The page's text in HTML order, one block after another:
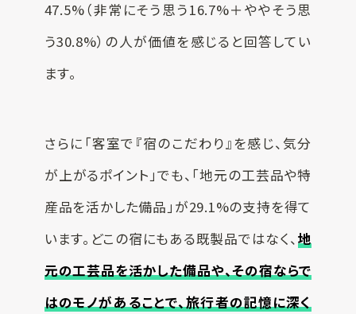
47.5%（非常にそう思う16.7%＋ややそう思
う30.8%）の人が価値を感じると回答してい
ます。
さらに「客室で『宿のこだわり』を感じ、気分
が上がるポイント」でも、「地元の工芸品や特
産品を活かした備品」が29.1%の支持を得て
います。どこの宿にもある既製品ではなく、地
元の工芸品を活かした備品や、その宿ならで
はのモノがあることで、旅行者の記憶に深く